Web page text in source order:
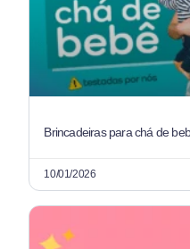
Brincadeiras para chá de
10/01/2026